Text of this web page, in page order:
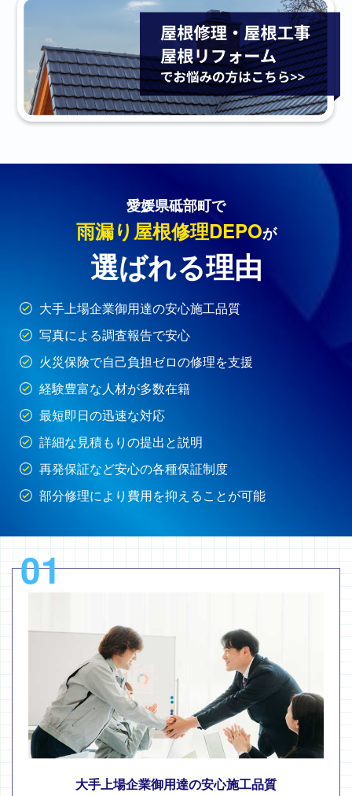
愛媛県砥部町で
雨漏り屋根修理DEPOが
選ばれる理由
大手上場企業御用達の安心施工品質
写真による調査報告で安心
火災保険で自己負担ゼロの修理を支援
経験豊富な人材が多数在籍
最短即日の迅速な対応
詳細な見積もりの提出と説明
再発保証など安心の各種保証制度
部分修理により費用を抑えることが可能
01
大手上場企業御用達の安心施工品質